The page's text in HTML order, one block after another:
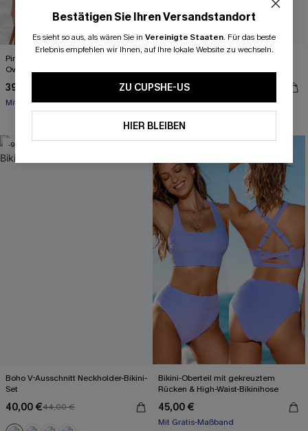
Pink Abstrakter Tiefer Ausschnitt
Overall
39,00 €
Mit Gratis-Maßband
Gesmokt
38,00 €
-9%
Boho V-Ausschnitt Neckholder-Bikini-
Set
40,00 €44,00 €
Bikini-Oberteil mit gekreuztem
Rücken & High-Waist-Bikinihose
45,00 €
Mit Gratis-Maßband
High waist
Bestätigen Sie Ihren Versandstandort
Es sieht so aus, als wären Sie in Vereinigte Staaten. Für das beste
Erlebnis empfehlen wir Ihnen, auf Ihre lokale Website zu wechseln.
ZU CUPSHE-US
HIER BLEIBEN